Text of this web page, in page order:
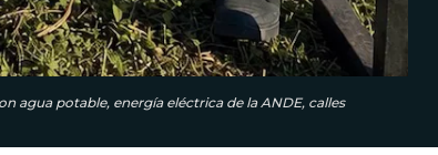
agua potable, energía eléctrica de la ANDE, calles